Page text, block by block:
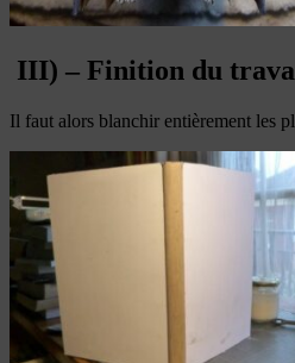
III) – Finition du
Il faut alors blanchir entièrement les